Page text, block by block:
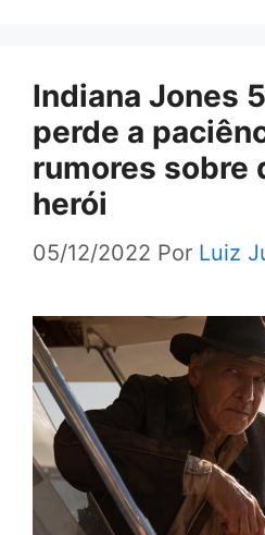
Indiana Jones
perde a
rumores sobre
herói
05/12/2022 Por Luiz